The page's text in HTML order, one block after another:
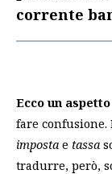
corrente
Ecco un
fare
imposta e tassa
tradurre, però,